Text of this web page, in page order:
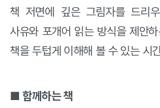
책 저면에 깊은 그림자를 드리
사유와 포개어 읽는 방식을 제안
책을 두텁게 이해해 볼 수 있는 시
■ 함께하는 책